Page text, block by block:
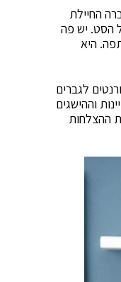
החיילת
הסט. יש פה
היא
לגברים
וההישגים
ההצלחות